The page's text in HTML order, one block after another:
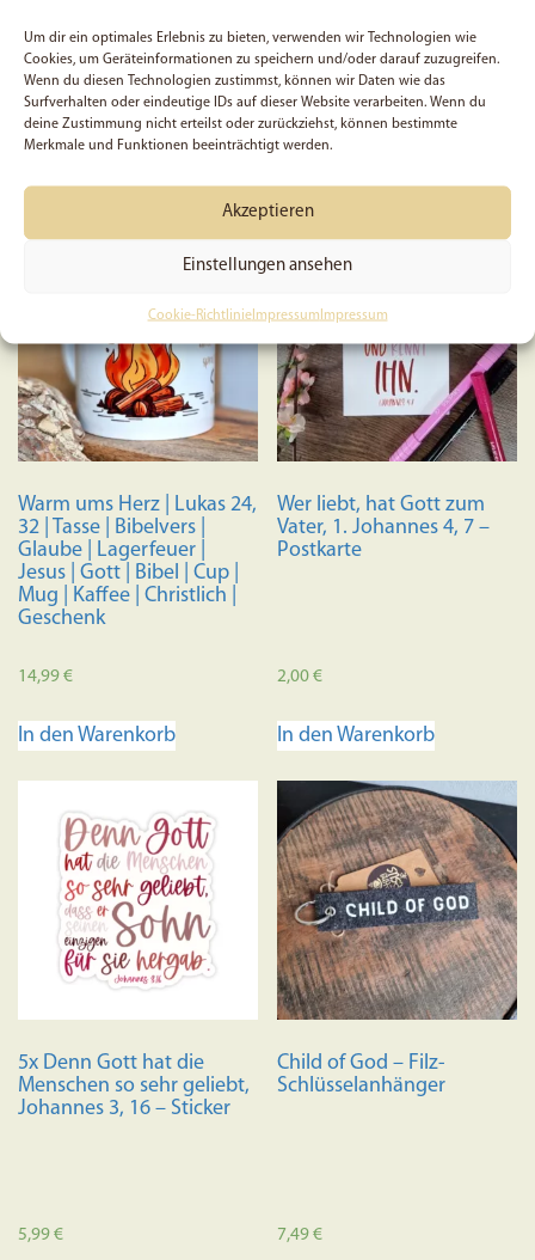
Um dir ein optimales Erlebnis zu bieten, verwenden wir Technologien wie
Cookies, um Geräteinformationen zu speichern und/oder darauf zuzugreifen.
Wenn du diesen Technologien zustimmst, können wir Daten wie das
Surfverhalten oder eindeutige IDs auf dieser Website verarbeiten. Wenn du
deine Zustimmung nicht erteilst oder zurückziehst, können bestimmte
Merkmale und Funktionen beeinträchtigt werden.
Akzeptieren
Einstellungen ansehen
Cookie-RichtlinieImpressum Impressum
5,99€
In den Warenkorb
0,50€
Preis:1,00 €(Du sparst 50%)
Warm ums Herz | Lukas 24,
32 | Tasse | Bibelvers |
Glaube | Lagerfeuer |
Jesus | Gott | Bibel | Cup |
Mug | Kaffee | Christlich |
Geschenk
14,99€
In den Warenkorb
Wer liebt, hat Gott zum
Vater, 1. Johannes 4, 7 –
Postkarte
2,00€
In den Warenkorb
5x Denn Gott hat die
Menschen so sehr geliebt,
Johannes 3, 16 – Sticker
5,99€
Child of God – Filz-
Schlüsselanhänger
7,49€